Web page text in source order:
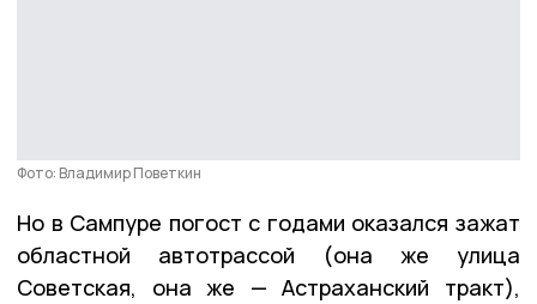
Фото: Владимир Поветкин
Но в Сампуре погост с годами оказался зажат
областной автотрассой (она же улица
Советская, она же — Астраханский тракт),